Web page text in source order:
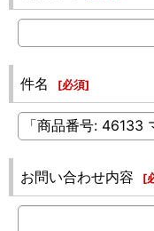
件名 [必須]
お問い合わせ内容 [